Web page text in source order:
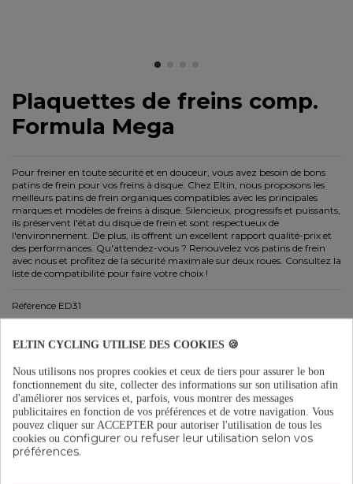
Plaquettes de freins comp.
Formula Mega
Pour freiner en toute sécurité et en douceur, vous avez besoin de bons
patins de frein pour vos freins à disque. Chez Eltin, nous proposons les
meilleurs patins de frein organiques compatibles avec les principales
marques et modèles de freins à disque. Silencieux, progressifs et puissants,
ils préservent l'état du disque de frein et sont respectueux de
l'environnement. De plus, ils offrent un excellent rapport qualité-prix et
des performances. Qu'attendez-vous ? Renouvelez vos patins de frein
avec nous et profitez de la sécurité maximale sur deux roues. Consultez la
liste de compatibilité pour faire votre choix !
Référence ED31
8,60 €
TTC
Livraison gratuite à partir de 29 €
ELTIN CYCLING UTILISE DES COOKIES 🍪
Nous utilisons nos propres cookies et ceux de tiers pour assurer le bon
fonctionnement du site, collecter des informations sur son utilisation afin
d'améliorer nos services et, parfois, vous montrer des messages
publicitaires en fonction de vos préférences et de votre navigation. Vous
pouvez cliquer sur ACCEPTER pour autoriser l'utilisation de tous les
cookies ou configurer ou refuser leur utilisation selon vos
préférences.